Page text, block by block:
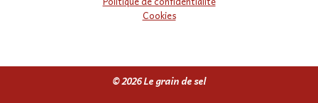
Cookies
© 2026 Le grain de sel